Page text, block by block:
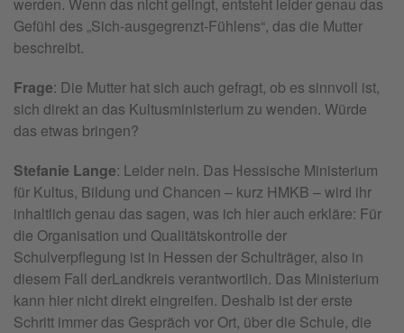
Gefühl des „Sich-ausgegrenzt-Fühlens“, das die Mutter
beschreibt.
Frage: Die Mutter hat sich auch gefragt, ob es sinnvoll ist,
sich direkt an das Kultusministerium zu wenden. Würde
das etwas bringen?
Stefanie Lange: Leider nein. Das Hessische Ministerium
für Kultus, Bildung und Chancen – kurz HMKB – wird ihr
inhaltlich genau das sagen, was ich hier auch erkläre: Für
die Organisation und Qualitätskontrolle der
Schulverpflegung ist in Hessen der Schulträger, also in
diesem Fall derLandkreis verantwortlich. Das Ministerium
kann hier nicht direkt eingreifen. Deshalb ist der erste
Schritt immer das Gespräch vor Ort, über die Schule, die